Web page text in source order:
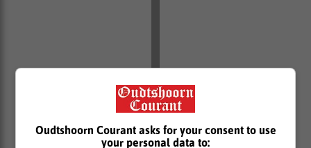
Oudtshoorn Courant asks for your consent to use
your personal data to: